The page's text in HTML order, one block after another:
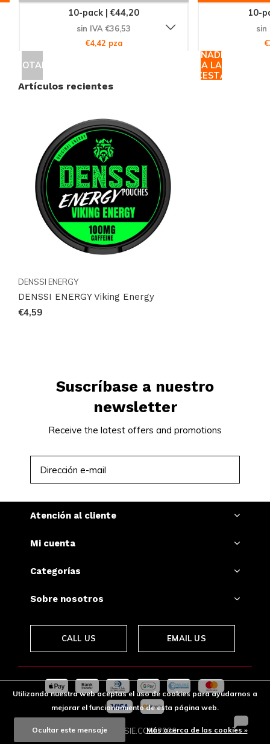
10-pack | €44,20
sin IVA €36,53
€4,42 pza
AGOTADO
10-
sin
AÑADIR
A LA
CESTA
Artículos recientes
DENSSI ENERGY
DENSSI ENERGY Viking Energy
€4,59
Suscríbase a nuestro
newsletter
Receive the latest offers and promotions
Atención al cliente
Mi cuenta
Categorías
Sobre nosotros
CALL US EMAIL US
© SNUSSIE.COM2026
Utilizando nuestra web aceptas el uso de cookies para ayudarnos a
mejorar el funcionamiento de esta página web.
Ocultar este mensaje Más acerca de las cookies »